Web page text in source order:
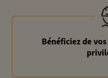
Bénéficiez de